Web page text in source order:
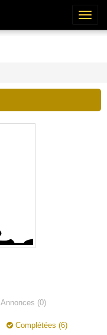
Annonces (0)
Complétées (6)